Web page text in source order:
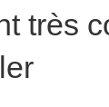
très